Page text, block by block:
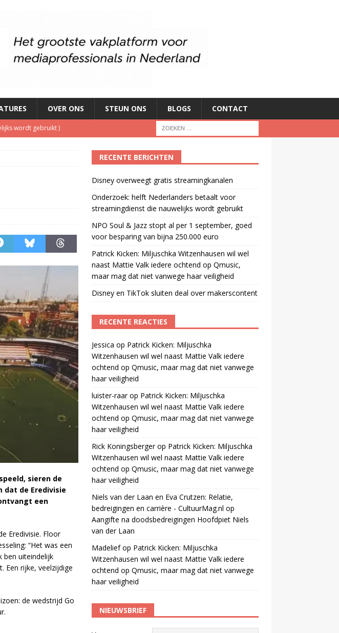
OVER ONS STEUN ONS BLOGS CONTACT
wordt gebruikt)
op Qmusic,
sieren de
dat de Eredivisie
een
Eredivisie. Floor
“Het was een
ben uiteindelijk
Een rijke, veelzijdige
de wedstrijd Go
RECENTE BERICHTEN
Disney overweegt gratis streamingkanalen
Onderzoek: helft Nederlanders betaalt voor
streamingdienst die nauwelijks wordt gebruikt
NPO Soul & Jazz stopt al per 1 september, goed
voor besparing van bijna 250.000 euro
Patrick Kicken: Miljuschka Witzenhausen wil wel
naast Mattie Valk iedere ochtend op Qmusic,
maar mag dat niet vanwege haar veiligheid
Disney en TikTok sluiten deal over makerscontent
RECENTE REACTIES
Jessica op Patrick Kicken: Miljuschka
Witzenhausen wil wel naast Mattie Valk iedere
ochtend op Qmusic, maar mag dat niet vanwege
haar veiligheid
luister-raarop Patrick Kicken: Miljuschka
Witzenhausen wil wel naast Mattie Valk iedere
ochtend op Qmusic, maar mag dat niet vanwege
haar veiligheid
Rick Koningsbergerop Patrick Kicken: Miljuschka
Witzenhausen wil wel naast Mattie Valk iedere
ochtend op Qmusic, maar mag dat niet vanwege
haar veiligheid
Niels van der Laan en Eva Crutzen: Relatie,
bedreigingen en carrière - CultuurMag.nl op
Aangifte na doodsbedreigingen Hoofdpiet Niels
van der Laan
Madeliefop Patrick Kicken: Miljuschka
Witzenhausen wil wel naast Mattie Valk iedere
ochtend op Qmusic, maar mag dat niet vanwege
haar veiligheid
NIEUWSBRIEF